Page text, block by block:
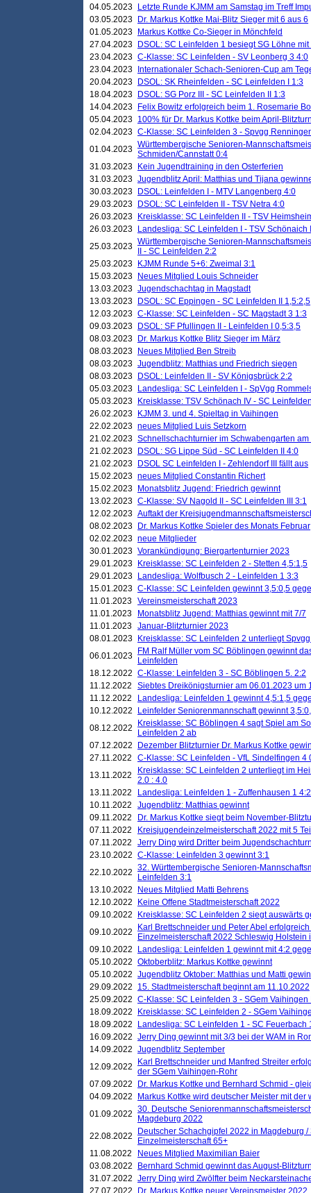
04.05.2023
Letzte Runde KJMM am Samstag im Treff
03.05.2023
Dr. Markus Kottke Mai-Blitz Sieger mit 6 aus 6
01.05.2023
Markus Kottke Co-Sieger in Mönchfeld
27.04.2023
DSOL: SC Leinfelden 1 besiegt SG Löhne mit
23.04.2023 C-Klasse: SC Leinfelden - SV Leonberg 3 4:0
23.04.2023
Internationaler Schach-Senioren-Cup am
20.04.2023
DSOL: SK Rheinfelden - SC Leinfelden I 1:3
18.04.2023
DSOL: SG Porz III - SC Leinfelden II 1:3
14.04.2023
Felix Bowitz erfolgreich beim 1. Rosemarie
05.04.2023 100% für Dr. Markus Kottke beim April-
02.04.2023 C-Klasse: SC Leinfelden 3 - Spvgg
01.04.2023 Württembergische Senioren-
Schmiden/Cannstatt 0:4
31.03.2023
Kein Jugendtraining in den Osterferien
31.03.2023 Jugendblitz April: Matthias und Tijana
30.03.2023
DSOL: Leinfelden I - MTV Langenberg 4:0
29.03.2023
DSOL: SC Leinfelden II - TSV Netra 4:0
26.03.2023
Kreisklasse: SC Leinfelden II - TSV
26.03.2023
Landesliga: SC Leinfelden I - TSV Schönaich
25.03.2023 Württembergische Senioren-
II - SC Leinfelden 2:2
25.03.2023
KJMM Runde 5+6: Zweimal 3:1
15.03.2023
Neues Mitglied Louis Schneider
13.03.2023 Jugendschachtag in Magstadt
13.03.2023
DSOL: SC Eppingen - SC Leinfelden II 1,5:2,5
12.03.2023 C-Klasse: SC Leinfelden - SC Magstadt 3 1:3
09.03.2023
DSOL: SF Pfullingen II - Leinfelden I 0,5:3,5
08.03.2023
Dr. Markus Kottke Blitz Sieger im März
08.03.2023
Neues Mitglied Ben Streib
08.03.2023 Jugendblitz: Matthias und Friedrich siegen
08.03.2023
DSOL: Leinfelden II - SV Königsbrück 2:2
05.03.2023
Landesliga: SC Leinfelden I - SpVgg
05.03.2023
Kreisklasse: TSV Schönach IV - SC
26.02.2023
KJMM 3. und 4. Spieltag in Vaihingen
22.02.2023 neues Mitglied Luis Setzkorn
21.02.2023 Schnellschachturnier im Schwabengarten
21.02.2023
DSOL: SG Lippe Süd - SC Leinfelden II 4:0
21.02.2023
DSOL SC Leinfelden I - Zehlendorf III fällt aus
15.02.2023 neues Mitglied Constantin Richert
15.02.2023
Monatsblitz Jugend: Friedrich gewinnt
13.02.2023 C-Klasse: SV Nagold II - SC Leinfelden III 3:1
12.02.2023 Auftakt der
08.02.2023
Dr. Markus Kottke Spieler des Monats Februar
02.02.2023 neue Mitglieder
30.01.2023 Vorankündigung: Biergartenturnier 2023
29.01.2023
Kreisklasse: SC Leinfelden 2 - Stetten 4,5:1,5
29.01.2023
Landesliga: Wolfbusch 2 - Leinfelden 1 3:3
15.01.2023 C-Klasse: SC Leinfelden gewinnt 3,5:0,5
11.01.2023 Vereinsmeisterschaft 2023
11.01.2023
Monatsblitz Jugend: Matthias gewinnt mit 7/7
11.01.2023 Januar-Blitzturnier 2023
08.01.2023
Kreisklasse: SC Leinfelden 2 unterliegt
06.01.2023
FM Ralf Müller vom SC Böblingen gewinnt
Leinfelden
18.12.2022 C-Klasse: Leinfelden 3 - SC Böblingen 5. 2:2
11.12.2022
Siebtes Dreikönigsturnier am 06.01.2023 um
11.12.2022
Landesliga: Leinfelden 1 gewinnt 4,5:1,5
10.12.2022
Leinfelder Seniorenmannschaft gewinnt
08.12.2022
Kreisklasse: SC Böblingen 4 sagt Spiel am
Leinfelden 2 ab
07.12.2022
Dezember Blitzturnier Dr. Markus Kottke
27.11.2022
C-Klasse: SC Leinfelden - VfL Sindelfingen 4
13.11.2022
Kreisklasse: SC Leinfelden 2 unterliegt im
2.0 : 4.0
13.11.2022
Landesliga: Leinfelden 1 - Zuffenhausen 1 4:2
10.11.2022
Jugendblitz: Matthias gewinnt
09.11.2022
Dr. Markus Kottke siegt beim November-
07.11.2022
Kreisjugendeinzelmeisterschaft 2022 mit 5
07.11.2022
Jerry Ding wird Dritter beim
23.10.2022 C-Klasse: Leinfelden 3 gewinnt 3:1
22.10.2022 32. Württembergische Senioren-
Leinfelden 3:1
13.10.2022
Neues Mitglied Matti Behrens
12.10.2022
Keine Offene Stadtmeisterschaft 2022
09.10.2022
Kreisklasse: SC Leinfelden 2 siegt auswärts
09.10.2022
Karl Brettschneider und Peter Abel
Einzelmeisterschaft 2022 Schleswig Holstein
09.10.2022
Landesliga: Leinfelden 1 gewinnt mit 4:2
05.10.2022 Oktoberblitz: Markus Kottke gewinnt
05.10.2022 Jugendblitz Oktober: Matthias und Matti
29.09.2022
15. Stadtmeisterschaft beginnt am 11.10.2022
25.09.2022 C-Klasse: SC Leinfelden 3 - SGem Vaihingen
18.09.2022
Kreisklasse: SC Leinfelden 2 - SGem
18.09.2022
Landesliga: SC Leinfelden 1 - SC Feuerbach
16.09.2022 Jerry Ding gewinnt mit 3/3 bei der WAM in
14.09.2022 Jugendblitz September
12.09.2022
Karl Brettschneider und Manfred Streiter
der SGem Vaihingen-Rohr
07.09.2022
Dr. Markus Kottke und Bernhard Schmid -
04.09.2022
Markus Kottke wird deutscher Meister mit
01.09.2022 30. Deutsche
Magdeburg 2022
22.08.2022
Deutscher Schachgipfel 2022 in Magdeburg
Einzelmeisterschaft 65+
11.08.2022
Neues Mitglied Maximilian Baier
03.08.2022
Bernhard Schmid gewinnt das August-
31.07.2022 Jerry Ding wird Zwölfter beim
27.07.2022
Dr. Markus Kottke neuer Vereinsmeister 2022